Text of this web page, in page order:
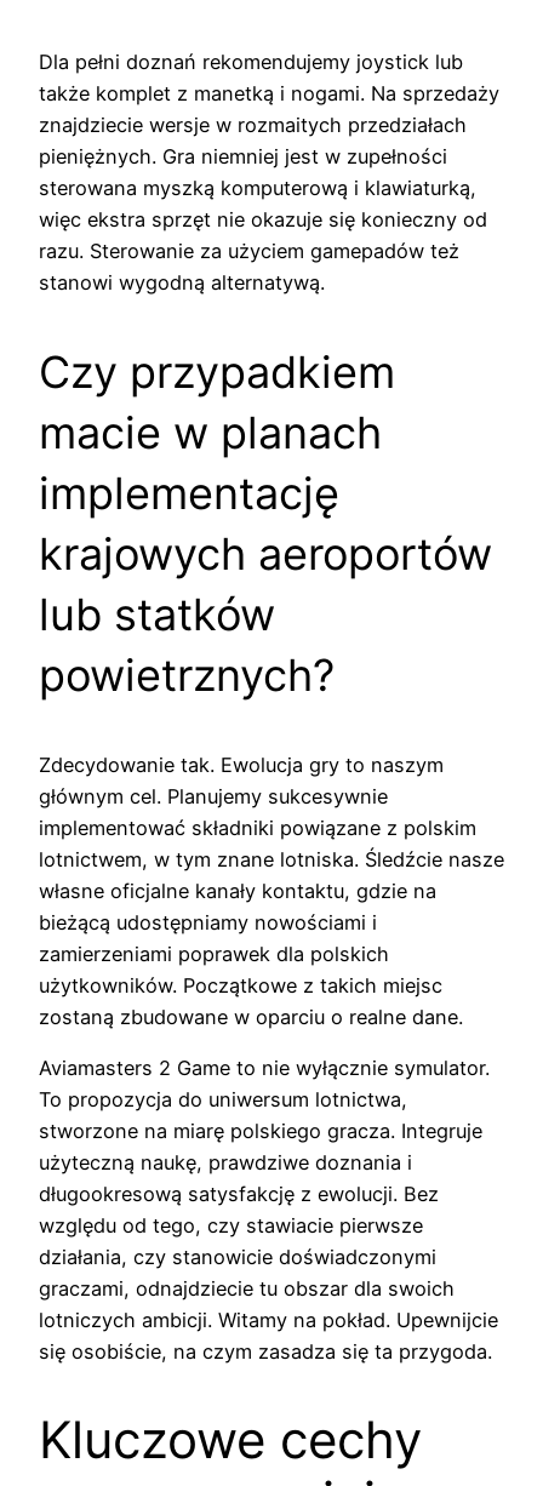
Dla pełni doznań rekomendujemy joystick lub
także komplet z manetką i nogami. Na sprzedaży
znajdziecie wersje w rozmaitych przedziałach
pieniężnych. Gra niemniej jest w zupełności
sterowana myszką komputerową i klawiaturką,
więc ekstra sprzęt nie okazuje się konieczny od
razu. Sterowanie za użyciem gamepadów też
stanowi wygodną alternatywą.
Czy przypadkiem
macie w planach
implementację
krajowych aeroportów
lub statków
powietrznych?
Zdecydowanie tak. Ewolucja gry to naszym
głównym cel. Planujemy sukcesywnie
implementować składniki powiązane z polskim
lotnictwem, w tym znane lotniska. Śledźcie nasze
własne oficjalne kanały kontaktu, gdzie na
bieżącą udostępniamy nowościami i
zamierzeniami poprawek dla polskich
użytkowników. Początkowe z takich miejsc
zostaną zbudowane w oparciu o realne dane.
Aviamasters 2 Game to nie wyłącznie symulator.
To propozycja do uniwersum lotnictwa,
stworzone na miarę polskiego gracza. Integruje
użyteczną naukę, prawdziwe doznania i
długookresową satysfakcję z ewolucji. Bez
względu od tego, czy stawiacie pierwsze
działania, czy stanowicie doświadczonymi
graczami, odnajdziecie tu obszar dla swoich
lotniczych ambicji. Witamy na pokład. Upewnijcie
się osobiście, na czym zasadza się ta przygoda.
Kluczowe cechy